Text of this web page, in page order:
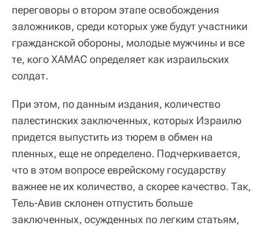
переговоры о втором этапе освобождения
заложников, среди которых уже будут участники
гражданской обороны, молодые мужчины и все
те, кого ХАМАС определяет как израильских
солдат.
При этом, по данным издания, количество
палестинских заключенных, которых Израилю
придется выпустить из тюрем в обмен на
пленных, еще не определено. Подчеркивается,
что в этом вопросе еврейскому государству
важнее не их количество, а скорее качество. Так,
Тель-Авив склонен отпустить больше
заключенных, осужденных по легким статьям,